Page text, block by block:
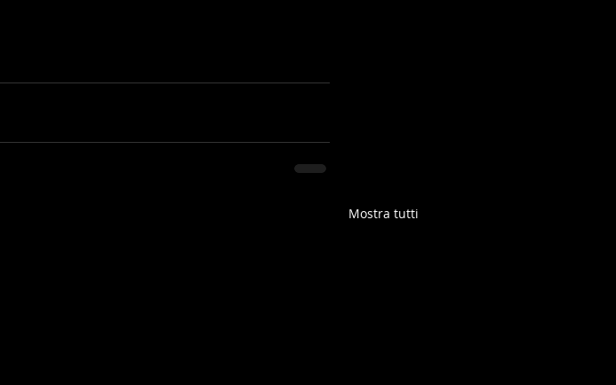
Mostra tutti